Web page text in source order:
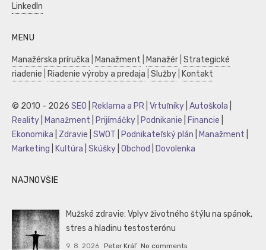
LinkedIn
MENU
Manažérska príručka Manažment Manažér Strategické
riadenie
Riadenie výroby a predaja Služby Kontakt
© 2010 - 2026 SEO Reklama a PR Vrtuľníky Autoškola
Reality
Manažment Prijímáčky Podnikanie Financie
Ekonomika
Zdravie SWOT Podnikateľský plán Manažment
Marketing
Kultúra Skúšky Obchod Dovolenka
NAJNOVŠIE
Mužské zdravie: Vplyv životného štýlu na spánok,
stres a hladinu testosterónu
9. 8. 2026 Peter Kráľ No comments